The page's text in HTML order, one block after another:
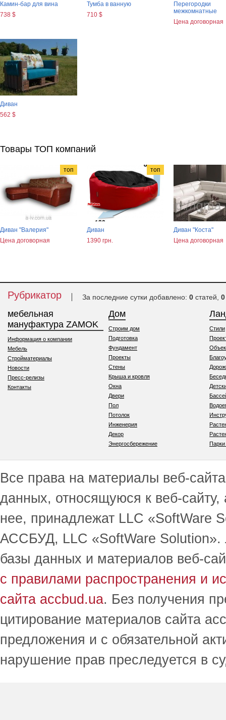
Камин-бар для вина
738 $
Тумба в ванную
710 $
Перегородки
межкомнатные
Цена договорная
Диван
562 $
Товары ТОП компаний
топ
Диван "Валерия"
Цена договорная
топ
Диван
1390 грн.
Диван "Коста"
Цена договорная
Рубрикатор За последние сутки добавлено: 0 статей, 0
мебельная
мануфактура ZAMOK
Информация о компании
Мебель
Стройматериалы
Новости
Пресс-релизы
Контакты
Дом
Строим дом
Подготовка
Фундамент
Проекты
Стены
Крыша и кровля
Окна
Двери
Пол
Потолок
Инженерия
Декор
Энергосбережение
Стили
Все права на материалы веб-
данных, относящуюся к веб-
нее, принадлежат LLC
АССБУД, LLC «SoftWare Solution».
базы данных и материалов веб-
с правилами распространения и
сайта accbud.ua. Без получения
цитирование материалов сайта
предложения и с обязательной
нарушение прав преследуется в